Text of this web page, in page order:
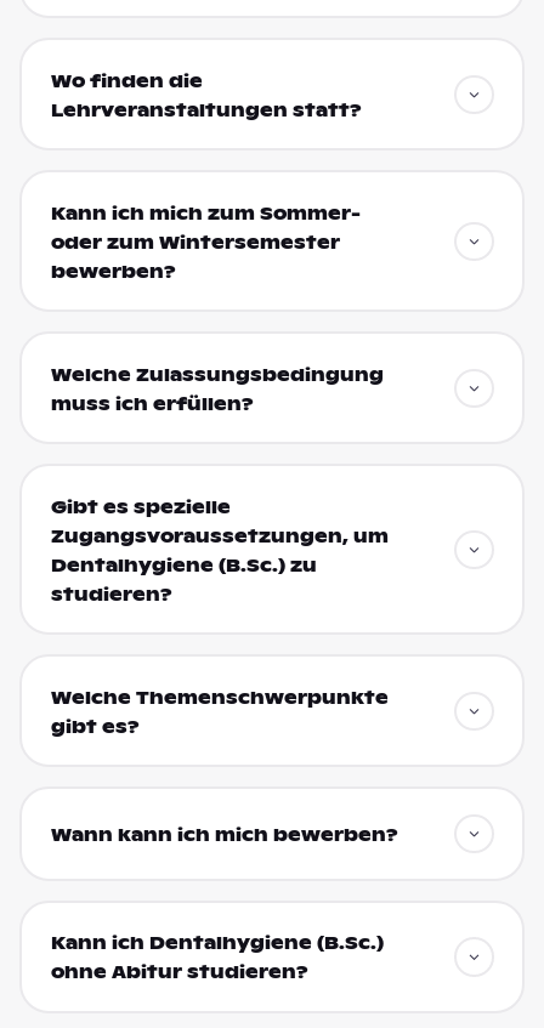
Wo finden die
Lehrveranstaltungen statt?
Kann ich mich zum Sommer-
oder zum Wintersemester
bewerben?
Welche Zulassungsbedingung
muss ich erfüllen?
Gibt es spezielle
Zugangsvoraussetzungen, um
Dentalhygiene (B.Sc.) zu
studieren?
Welche Themenschwerpunkte
gibt es?
Wann kann ich mich bewerben?
Kann ich Dentalhygiene (B.Sc.)
ohne Abitur studieren?